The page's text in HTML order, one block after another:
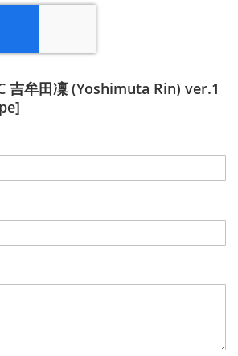
吉牟田凜 (Yoshimuta Rin) ver.1